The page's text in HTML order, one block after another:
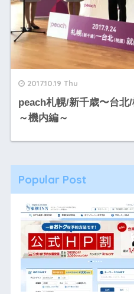
2017.10.19 Thu
peach札幌/新千歳〜台北
～機内編～
Popular Post